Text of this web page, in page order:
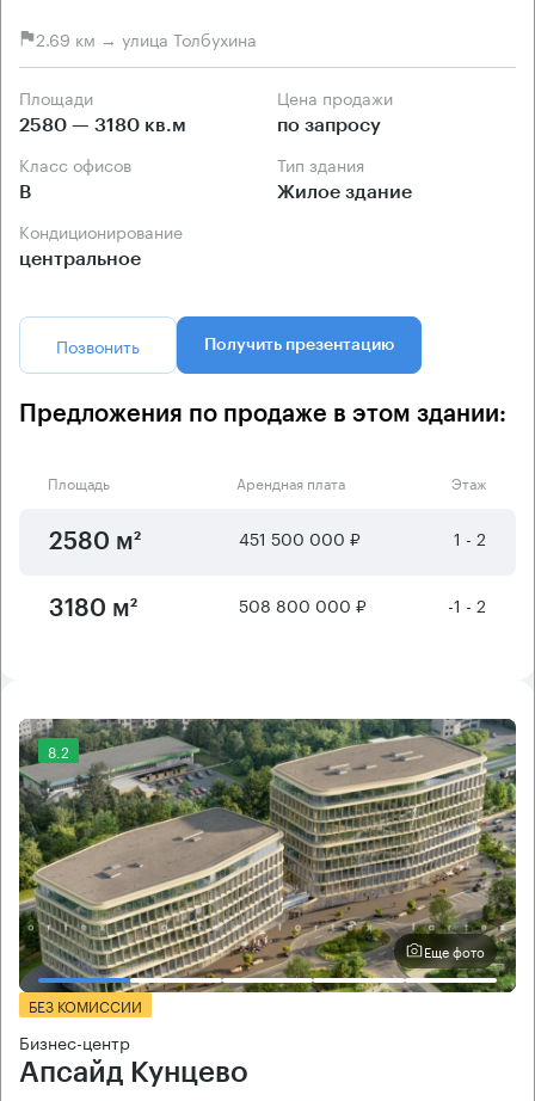
2.69 км → улица Толбухина
Площади
2580 — 3180 кв.м
Цена продажи
по запросу
Класс офисов
B
Тип здания
Жилое здание
Кондиционирование
центральное
Позвонить Получить презентацию
Предложения по продаже в этом здании:
Площадь Арендная плата Этаж
2580 м² 451 500 000 ₽ 1 - 2
3180 м² 508 800 000 ₽ -1 - 2
8.2
Еще фото
БЕЗ КОМИССИИ
Бизнес-центр
Апсайд Кунцево